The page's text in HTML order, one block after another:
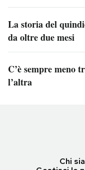
La storia del
da oltre due mesi
C’è sempre meno
l’altra
Chi